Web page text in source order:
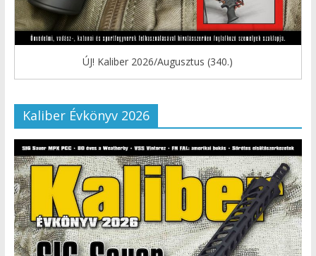
ÚJ! Kaliber 2026/Augusztus (340.)
Kaliber Évkönyv 2026